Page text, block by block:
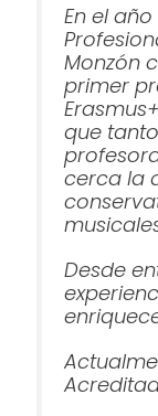
a
c
h
e
r
En el
Monzón
primer
que
cerca la
Desde